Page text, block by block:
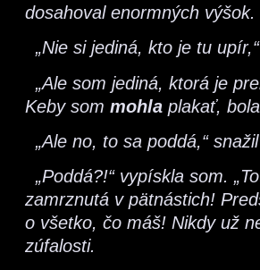
dosahoval enormných výšok.
„Nie si jediná, kto je tu
„Ale som jediná, ktorá je
Keby som mohla plakať,
„Ale no, to sa poddá,“
„Poddá?!“ vypískla som.
zamrznutá v pätnástich!
o všetko, čo máš! Nikdy už
zúfalosti.